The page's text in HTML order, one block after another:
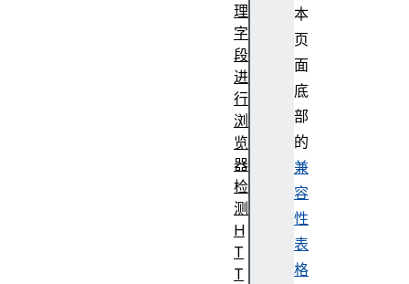
本
页
面
底
部
的
兼
容
性
表
格
理
字
段
进
行
浏
览
器
检
测
H
T
T